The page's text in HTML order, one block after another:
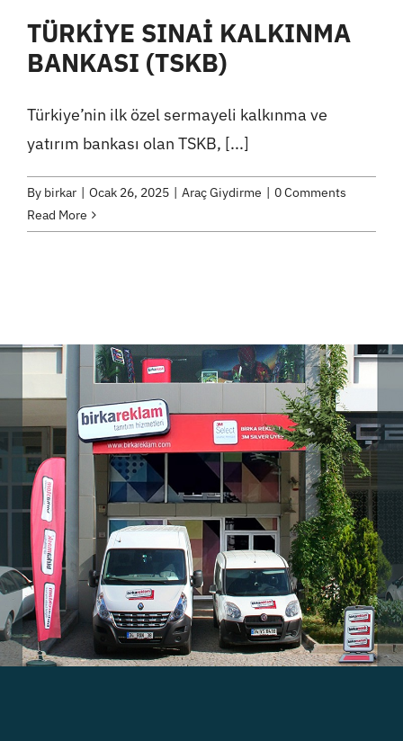
TÜRKİYE SINAİ KALKINMA
BANKASI (TSKB)
Türkiye’nin ilk özel sermayeli kalkınma ve
yatırım bankası olan TSKB, [...]
By birkar | Ocak 26, 2025 | Araç Giydirme | 0 Comments
Read More